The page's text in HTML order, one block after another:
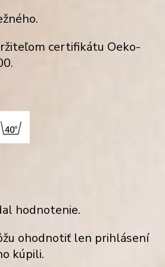
certifikátu Oeko-
hodnotenie.
ohodnotiť len prihlásení
kúpili.